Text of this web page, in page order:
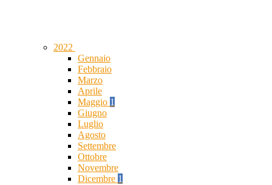
2022
Gennaio
Febbraio
Marzo
Aprile
Maggio 1
Giugno
Luglio
Agosto
Settembre
Ottobre
Novembre
Dicembre 1